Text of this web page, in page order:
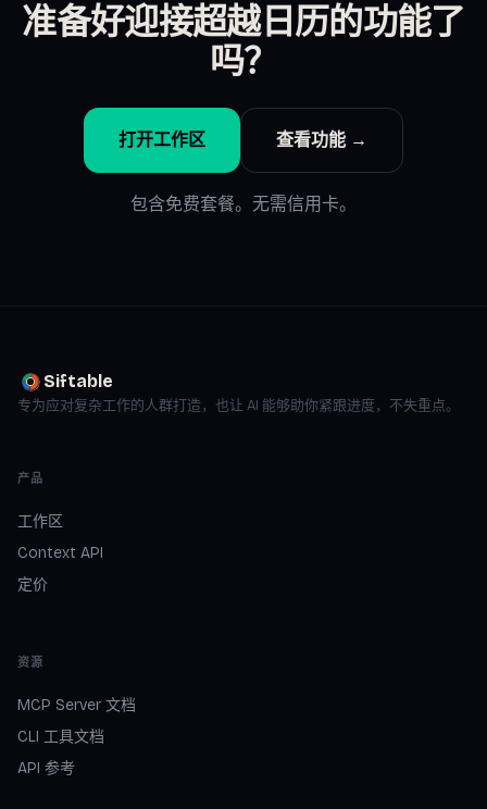
准备好迎接超越日历的功能了
吗？
打开工作区 查看功能 →
包含免费套餐。无需信用卡。
Siftable
专为应对复杂工作的人群打造，也让 AI 能够助你紧跟进度，不失重点。
产品
工作区
Context API
定价
资源
MCP Server 文档
CLI 工具文档
API 参考